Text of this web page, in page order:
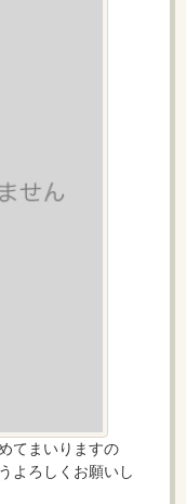
てまいりますの
よろしくお願いし